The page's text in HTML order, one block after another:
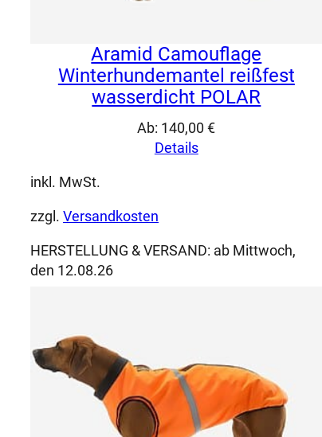
Aramid Camouflage
Winterhundemantel reißfest
wasserdicht POLAR
Ab: 140,00€
Details
inkl. MwSt.
zzgl. Versandkosten
HERSTELLUNG & VERSAND: ab Mittwoch,
den 12.08.26